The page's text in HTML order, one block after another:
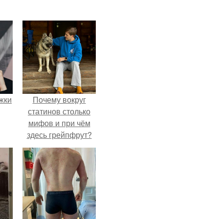
Почему вокруг
статинов столько
мифов и при чём
здесь грейпфрут?